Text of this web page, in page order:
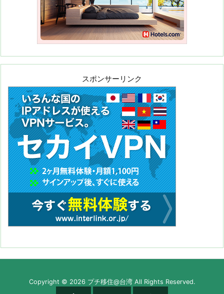
スポンサーリンク
Copyright © 2026 プチ移住@台湾All Rights Reserved.